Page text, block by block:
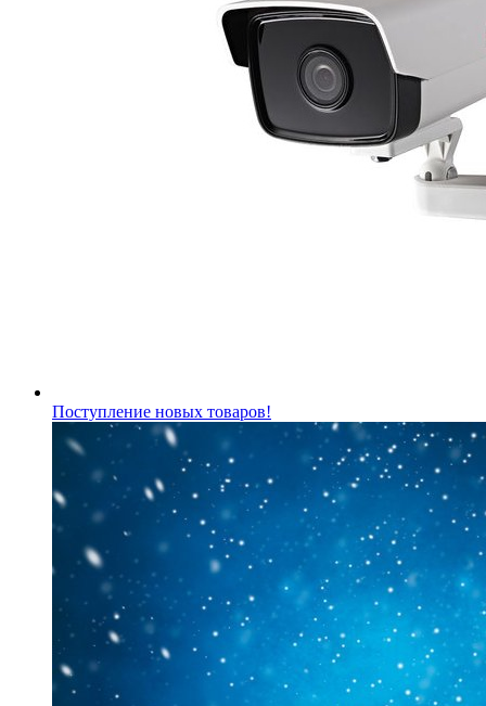
Поступление новых товаров!